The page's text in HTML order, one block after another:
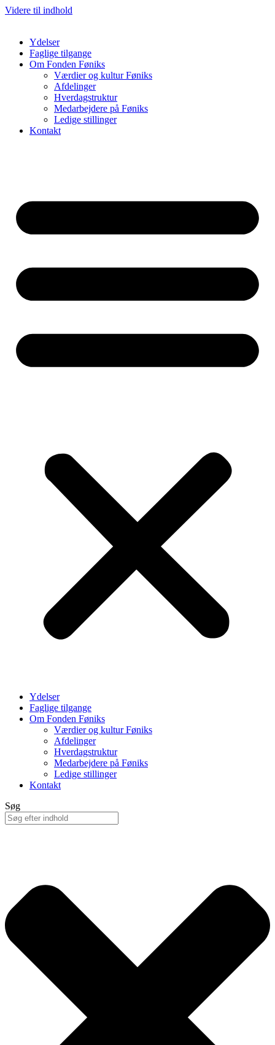
Videre til indhold
Ydelser
Faglige tilgange
Om Fonden Føniks
Værdier og kultur Føniks
Afdelinger
Hverdagstruktur
Medarbejdere på Føniks
Ledige stillinger
Kontakt
Ydelser
Faglige tilgange
Om Fonden Føniks
Værdier og kultur Føniks
Afdelinger
Hverdagstruktur
Medarbejdere på Føniks
Ledige stillinger
Kontakt
Søg